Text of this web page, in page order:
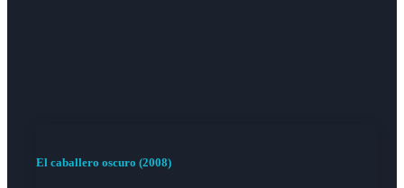
El caballero oscuro (2008)